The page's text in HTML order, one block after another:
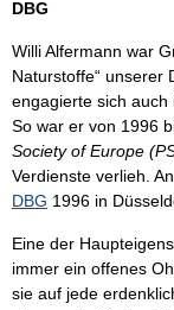
DBG
Willi Alfermann war
Naturstoffe“ unserer
engagierte sich auch
So war er von 1996
Society of Europe
Verdienste verlieh.
DBG 1996 in
Eine der
immer ein offenes
sie auf jede